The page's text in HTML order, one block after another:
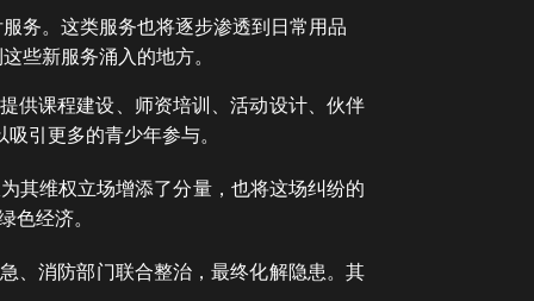
务。这类服务也将逐步渗透到日常用品
些新服务涌入的地方。
供课程建设、师资培训、活动设计、伙伴
引更多的青少年参与。
其维权立场增添了分量，也将这场纠纷的
色经济。
、消防部门联合整治，最终化解隐患。其